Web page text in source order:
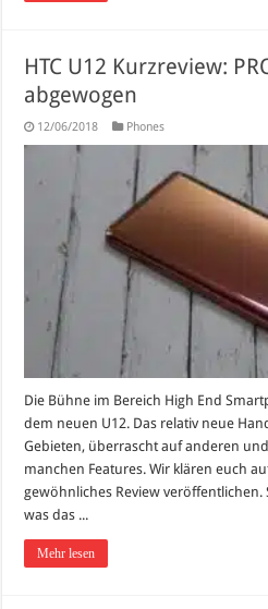
HTC U12 Kurzreview:
abgewogen
12/06/2018 Phones
Die Bühne im Bereich High End
dem neuen U12. Das relativ neue
Gebieten, überrascht auf anderen
manchen Features. Wir klären euch
gewöhnliches Review
was das ...
Mehr lesen